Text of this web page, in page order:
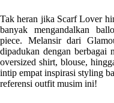
Tak heran jika Scarf Lover
banyak mengandalkan
piece. Melansir dari
dipadukan dengan berbagai
oversized shirt, blouse,
intip empat inspirasi styling
referensi outfit musim ini!